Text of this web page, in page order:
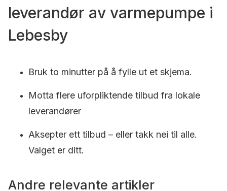
leverandør av varmepumpe i
Lebesby
Bruk to minutter på å fylle ut et skjema.
Motta flere uforpliktende tilbud fra lokale
leverandører
Aksepter ett tilbud – eller takk nei til alle.
Valget er ditt.
Andre relevante artikler